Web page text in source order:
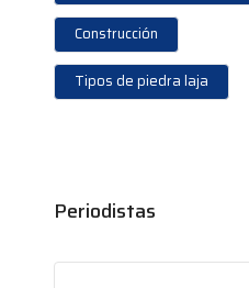
Construcción
Tipos de piedra laja
Periodistas